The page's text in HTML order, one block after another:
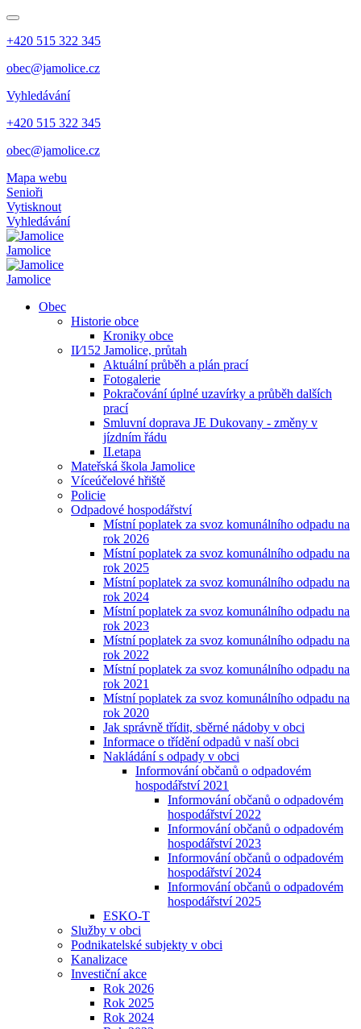
+420 515 322 345
obec@jamolice.cz
Vyhledávání
+420 515 322 345
obec@jamolice.cz
Mapa webu
Senioři
Vytisknout
Vyhledávání
Jamolice
Jamolice
Obec
Historie obce
Kroniky obce
II⁄152 Jamolice, průtah
Aktuální průběh a plán prací
Fotogalerie
Pokračování úplné uzavírky a průběh dalších
prací
Smluvní doprava JE Dukovany - změny v
jízdním řádu
II.etapa
Mateřská škola Jamolice
Víceúčelové hřiště
Policie
Odpadové hospodářství
Místní poplatek za svoz komunálního odpadu na
rok 2026
Místní poplatek za svoz komunálního odpadu na
rok 2025
Místní poplatek za svoz komunálního odpadu na
rok 2024
Místní poplatek za svoz komunálního odpadu na
rok 2023
Místní poplatek za svoz komunálního odpadu na
rok 2022
Místní poplatek za svoz komunálního odpadu na
rok 2021
Místní poplatek za svoz komunálního odpadu na
rok 2020
Jak správně třídit, sběrné nádoby v obci
Informace o třídění odpadů v naší obci
Nakládání s odpady v obci
Informování občanů o odpadovém
hospodářství 2021
Informování občanů o odpadovém
hospodářství 2022
Informování občanů o odpadovém
hospodářství 2023
Informování občanů o odpadovém
hospodářství 2024
Informování občanů o odpadovém
hospodářství 2025
ESKO-T
Služby v obci
Podnikatelské subjekty v obci
Kanalizace
Investiční akce
Rok 2026
Rok 2025
Rok 2024